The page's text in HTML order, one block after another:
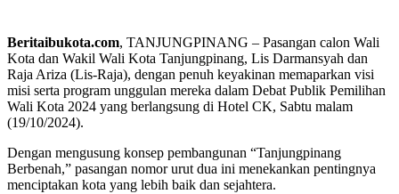
Beritaibukota.com, TANJUNGPINANG – Pasangan calon Wali
Kota dan Wakil Wali Kota Tanjungpinang, Lis Darmansyah dan
Raja Ariza (Lis-Raja), dengan penuh keyakinan memaparkan visi
misi serta program unggulan mereka dalam Debat Publik Pemilihan
Wali Kota 2024 yang berlangsung di Hotel CK, Sabtu malam
(19/10/2024).
Dengan mengusung konsep pembangunan “Tanjungpinang
Berbenah,” pasangan nomor urut dua ini menekankan pentingnya
menciptakan kota yang lebih baik dan sejahtera.